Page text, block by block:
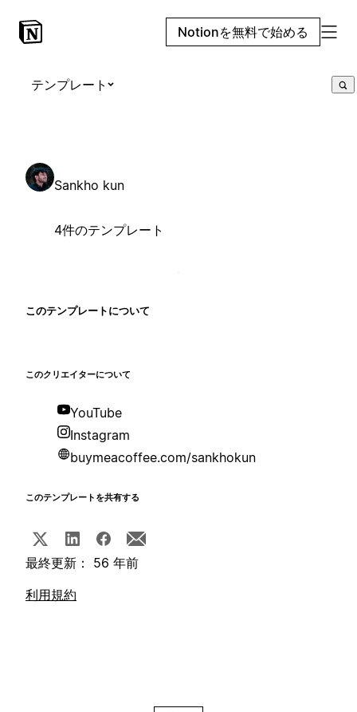
Notionを無料で始める
テンプレート
Sankho kun
4件のテンプレート
このテンプレートについて
このクリエイターについて
YouTube
Instagram
buymeacoffee.com/sankhokun
このテンプレートを共有する
最終更新： 56 年前
利用規約